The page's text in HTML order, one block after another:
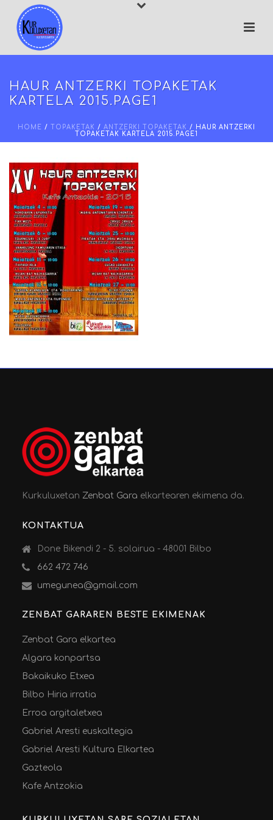
HAUR ANTZERKI TOPAKETAK
KARTELA 2015.PAGE1
HOME / TOPAKETAK / ANTZERKI TOPAKETAK / HAUR ANTZERKI
TOPAKETAK KARTELA 2015.PAGE1
KurkuluxetanZenbat Gara elkartearen ekimena da.
KONTAKTUA
Done Bikendi 2 - 5. solairua - 48001 Bilbo
662 472 746
umegunea@gmail.com
ZENBAT GARAREN BESTE EKIMENAK
Zenbat Gara elkartea
Algara konpartsa
Bakaikuko Etxea
Bilbo Hiria irratia
Erroa argitaletxea
Gabriel Aresti euskaltegia
Gabriel Aresti Kultura Elkartea
Gazteola
Kafe Antzokia